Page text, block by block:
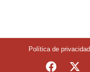
Política de privacidad